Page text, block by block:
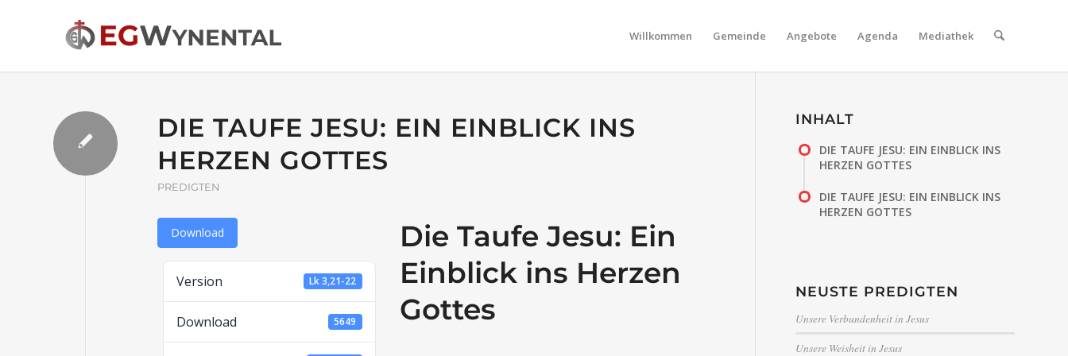
Willkommen Gemeinde Angebote Agenda Mediathek
DIE TAUFE JESU: EIN EINBLICK INS
HERZEN GOTTES
PREDIGTEN
Download
Version Lk 3,21-22
Download 5649
Die Taufe Jesu: Ein
Einblick ins Herzen
Gottes
INHALT
DIE TAUFE JESU: EIN EINBLICK INS
HERZEN GOTTES
DIE TAUFE JESU: EIN EINBLICK INS
HERZEN GOTTES
NEUSTE PREDIGTEN
Unsere Verbundenheit in Jesus
Unsere Weisheit in Jesus